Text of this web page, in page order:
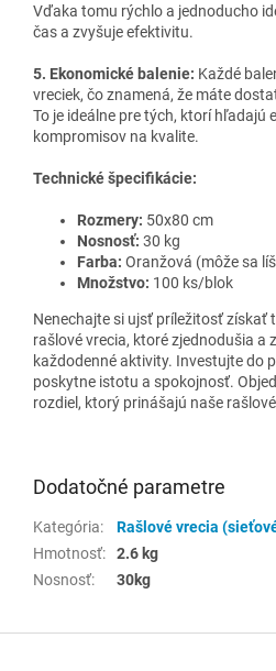
Vďaka tomu rýchlo a jednoducho
čas a zvyšuje efektivitu.
5. Ekonomické balenie: Každé
vreciek, čo znamená, že máte
To je ideálne pre tých, ktorí hľadajú
kompromisov na kvalite.
Technické špecifikácie:
Rozmery: 50x80 cm
Nosnosť: 30 kg
Farba: Oranžová (môže sa
Množstvo: 100 ks/blok
Nenechajte si ujsť príležitosť získať
rašlové vrecia, ktoré zjednodušia a
každodenné aktivity. Investujte do
poskytne istotu a spokojnosť.
rozdiel, ktorý prinášajú naše
Dodatočné parametre
Kategória:
Rašlové vrecia
Hmotnosť:
2.6 kg
Nosnosť: 30kg